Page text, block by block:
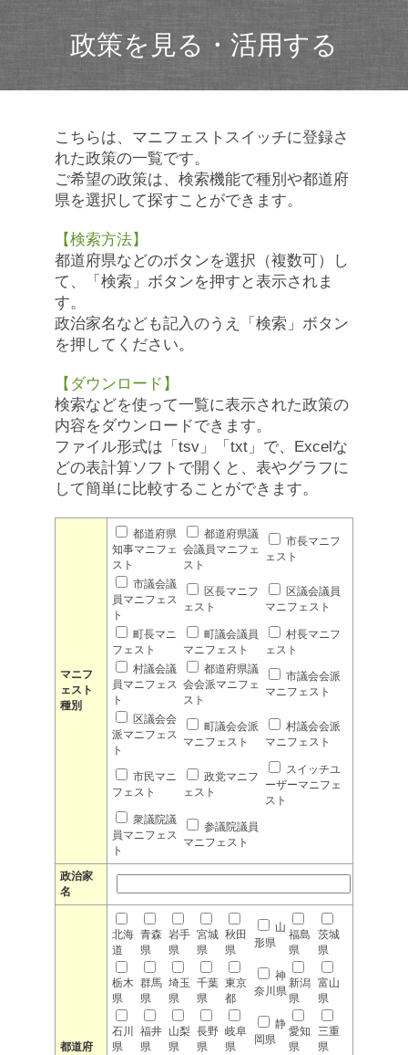
政策を見る・活用する
こちらは、マニフェストスイッチに登録さ
れた政策の一覧です。
ご希望の政策は、検索機能で種別や都道府
県を選択して探すことができます。
【検索方法】
都道府県などのボタンを選択（複数可）し
て、「検索」ボタンを押すと表示されま
す。
政治家名なども記入のうえ「検索」ボタン
を押してください。
【ダウンロード】
検索などを使って一覧に表示された政策の
内容をダウンロードできます。
ファイル形式は「tsv」「txt」で、Excelな
どの表計算ソフトで開くと、表やグラフに
して簡単に比較することができます。
マニフ
ェスト
種別
都道府県
知事マニフェ
スト
都道府県議
会議員マニフェ
スト
市長マニフ
ェスト
市議会議
員マニフェス
ト
区長マニフ
ェスト
区議会議員
マニフェスト
町長マニ
フェスト
町議会議員
マニフェスト
村長マニフ
ェスト
村議会議
員マニフェス
ト
都道府県議
会会派マニフェ
スト
市議会会派
マニフェスト
区議会会
派マニフェス
ト
町議会会派
マニフェスト
村議会会派
マニフェスト
市民マニ
フェスト
政党マニフ
ェスト
スイッチユ
ーザーマニフェ
スト
衆議院議
員マニフェス
ト
参議院議員
マニフェスト
政治家
名
都道府
北海
道
青森
県
岩手
県
宮城
県
秋田
県
山
形県
福島
県
茨城
県
栃木
県
群馬
県
埼玉
県
千葉
県
東京
都
神
奈川県
新潟
県
富山
県
石川
県
福井
県
山梨
県
長野
県
岐阜
県
静
岡県
愛知
県
三重
県